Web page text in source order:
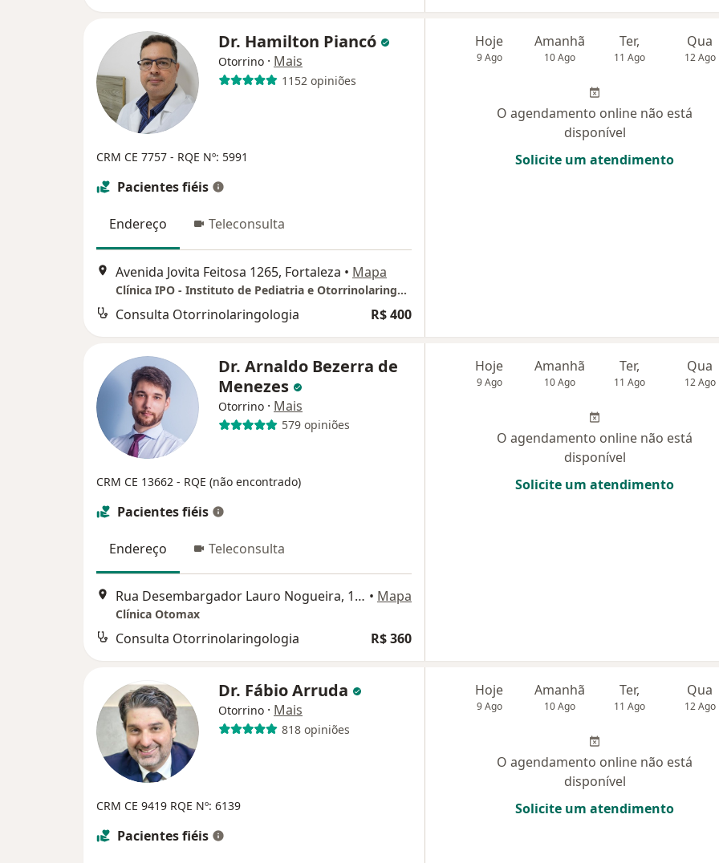
Dr. Hamilton Piancó
Otorrino · Mais
1152 opiniões
CRM CE 7757 - RQE Nº: 5991
Pacientes fiéis
Endereço Teleconsulta
Avenida Jovita Feitosa 1265, Fortaleza • Mapa
Clínica IPO - Instituto de Pediatria e Otorrinolaringologia
Consulta Otorrinolaringologia R$ 400
Hoje
9 Ago
Amanhã
10 Ago
Ter,
11 Ago
Qua
12 Ago
O agendamento online não está
disponível
Solicite um atendimento
Dr. Arnaldo Bezerra de
Menezes
Otorrino · Mais
579 opiniões
CRM CE 13662 - RQE (não encontrado)
Pacientes fiéis
Endereço Teleconsulta
Rua Desembargador Lauro Nogueira, 1500, Fortaleza • Mapa
Clínica Otomax
Consulta Otorrinolaringologia R$ 360
Hoje
9 Ago
Amanhã
10 Ago
Ter,
11 Ago
Qua
12 Ago
O agendamento online não está
disponível
Solicite um atendimento
Dr. Fábio Arruda
Otorrino · Mais
818 opiniões
CRM CE 9419 RQE Nº: 6139
Pacientes fiéis
Hoje
9 Ago
Amanhã
10 Ago
Ter,
11 Ago
Qua
12 Ago
O agendamento online não está
disponível
Solicite um atendimento